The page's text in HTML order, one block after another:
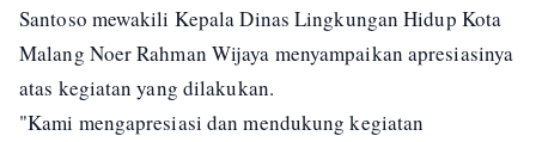
Santoso mewakili Kepala Dinas Lingkungan Hidup Kota
Malang Noer Rahman Wijaya menyampaikan apresiasinya
atas kegiatan yang dilakukan.
"Kami mengapresiasi dan mendukung kegiatan